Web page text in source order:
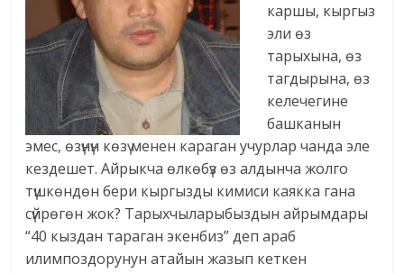
каршы, кыргыз
эли өз
тарыхына, өз
тагдырына, өз
келечегине
башканын
эмес, өзүнүн көзү менен караган учурлар чанда эле
кездешет. Айрыкча өлкөбүз өз алдынча жолго
түшкөндөн бери кыргызды кимиси каякка гана
сүйрөгөн жок? Тарыхчыларыбыздын айрымдары
“40 кыздан тараган экенбиз” деп араб
илимпоздорунун атайын жазып кеткен